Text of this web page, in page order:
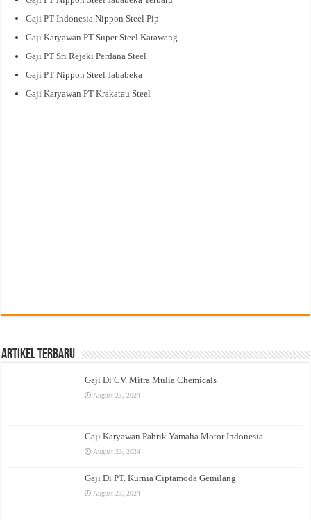
Gaji PT Indonesia Nippon Steel Pip
Gaji Karyawan PT Super Steel Karawang
Gaji PT Sri Rejeki Perdana Steel
Gaji PT Nippon Steel Jababeka
Gaji Karyawan PT Krakatau Steel
Artikel Terbaru
Gaji Di CV. Mitra Mulia Chemicals
August 23, 2024
Gaji Karyawan Pabrik Yamaha Motor Indonesia
August 23, 2024
Gaji Di PT. Kurnia Ciptamoda Gemilang
August 23, 2024